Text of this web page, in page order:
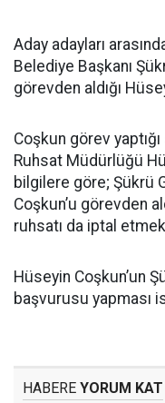
Aday adayları
Belediye Başkanı
görevden aldığı
Coşkun görev
Ruhsat Müdürlüğü
bilgilere göre; Şükrü
Coşkun’u görevden
ruhsatı da iptal
Hüseyin Coşkun’un
başvurusu yapması
HABERE YORUM KAT